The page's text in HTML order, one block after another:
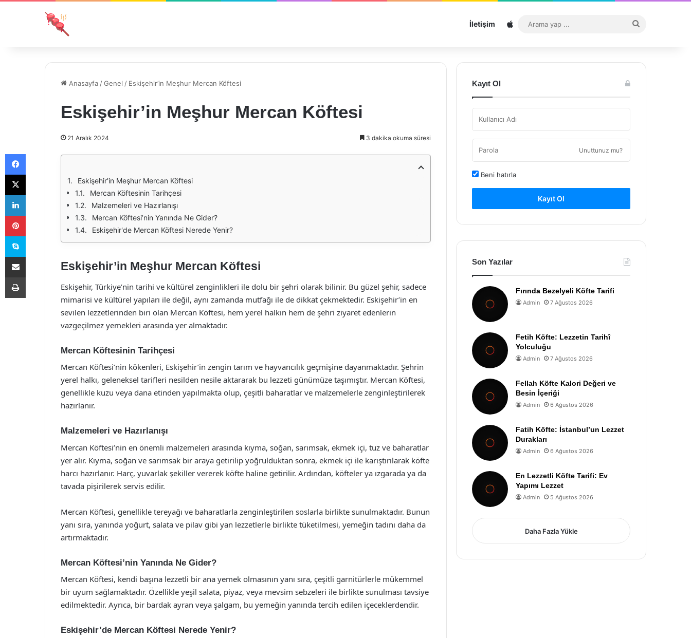
İletişim Sitemap
...
Anasayfa /Genel / Eskişehir’in Meşhur Mercan Köftesi
Eskişehir’in Meşhur Mercan Köftesi
21 Aralık 2024 3 dakika okuma süresi
Eskişehir'in Meşhur Mercan Köftesi
Mercan Köftesinin Tarihçesi
Malzemeleri ve Hazırlanışı
Mercan Köftesi’nin Yanında Ne Gider?
Eskişehir'de Mercan Köftesi Nerede Yenir?
Eskişehir’in Meşhur Mercan Köftesi
Eskişehir, Türkiye’nin tarihi ve kültürel zenginlikleri ile dolu bir şehri olarak bilinir. Bu güzel şehir, sadece
mimarisi ve kültürel yapıları ile değil, aynı zamanda mutfağı ile de dikkat çekmektedir. Eskişehir’in en
sevilen lezzetlerinden biri olan Mercan Köftesi, hem yerel halkın hem de şehri ziyaret edenlerin
vazgeçilmez yemekleri arasında yer almaktadır.
Mercan Köftesinin Tarihçesi
Mercan Köftesi’nin kökenleri, Eskişehir’in zengin tarım ve hayvancılık geçmişine dayanmaktadır. Şehrin
yerel halkı, geleneksel tarifleri nesilden nesile aktararak bu lezzeti günümüze taşımıştır. Mercan Köftesi,
genellikle kuzu veya dana etinden yapılmakta olup, çeşitli baharatlar ve malzemelerle zenginleştirilerek
hazırlanır.
Malzemeleri ve Hazırlanışı
Mercan Köftesi’nin en önemli malzemeleri arasında kıyma, soğan, sarımsak, ekmek içi, tuz ve baharatlar
yer alır. Kıyma, soğan ve sarımsak bir araya getirilip yoğrulduktan sonra, ekmek içi ile karıştırılarak köfte
harcı hazırlanır. Harç, yuvarlak şekiller vererek köfte haline getirilir. Ardından, köfteler ya ızgarada ya da
tavada pişirilerek servis edilir.
Mercan Köftesi, genellikle tereyağı ve baharatlarla zenginleştirilen soslarla birlikte sunulmaktadır. Bunun
yanı sıra, yanında yoğurt, salata ve pilav gibi yan lezzetlerle birlikte tüketilmesi, yemeğin tadını daha da
artırmaktadır.
Mercan Köftesi’nin Yanında Ne Gider?
Mercan Köftesi, kendi başına lezzetli bir ana yemek olmasının yanı sıra, çeşitli garnitürlerle mükemmel
bir uyum sağlamaktadır. Özellikle yeşil salata, piyaz, veya mevsim sebzeleri ile birlikte sunulması tavsiye
edilmektedir. Ayrıca, bir bardak ayran veya şalgam, bu yemeğin yanında tercih edilen içeceklerdendir.
Eskişehir’de Mercan Köftesi Nerede Yenir?
Kayıt Ol
Unuttunuz mu?
Beni hatırla
Kayıt Ol
Son Yazılar
Fırında Bezelyeli Köfte Tarifi
Admin 7 Ağustos 2026
Fetih Köfte: Lezzetin Tarihî
Yolculuğu
Admin 7 Ağustos 2026
Fellah Köfte Kalori Değeri ve
Besin İçeriği
Admin 6 Ağustos 2026
Fatih Köfte: İstanbul’un Lezzet
Durakları
Admin 6 Ağustos 2026
En Lezzetli Köfte Tarifi: Ev
Yapımı Lezzet
Admin 5 Ağustos 2026
Daha Fazla Yükle
Facebook
X
LinkedIn
Pinterest
Skype
E-Posta ile paylaş